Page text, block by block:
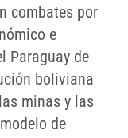
combates por
e
Paraguay de
boliviana
minas y las
de